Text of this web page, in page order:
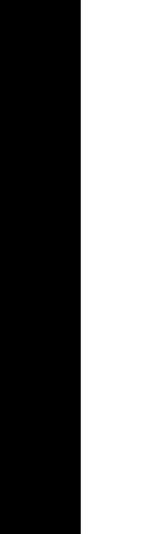
USD 1
BlackRock (Luxembourg)
Transaktionsdatum +3